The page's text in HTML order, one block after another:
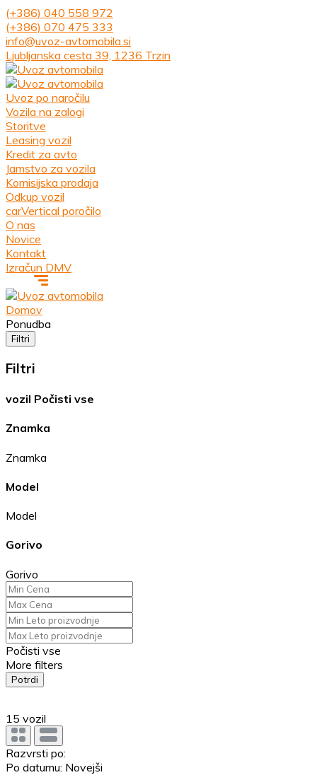
(+386) 040 558 972
(+386) 070 475 333
info@uvoz-avtomobila.si
Ljubljanska cesta 39, 1236 Trzin
Uvoz po naročilu
Vozila na zalogi
Storitve
Leasing vozil
Kredit za avto
Jamstvo za vozila
Komisijska prodaja
Odkup vozil
carVertical poročilo
O nas
Novice
Kontakt
Izračun DMV
Domov
Ponudba
Filtri
Filtri
vozil Počisti vse
Znamka
Znamka
Model
Model
Gorivo
Gorivo
Počisti vse
More filters
Potrdi
15 vozil
Razvrsti po:
Po datumu: Novejši